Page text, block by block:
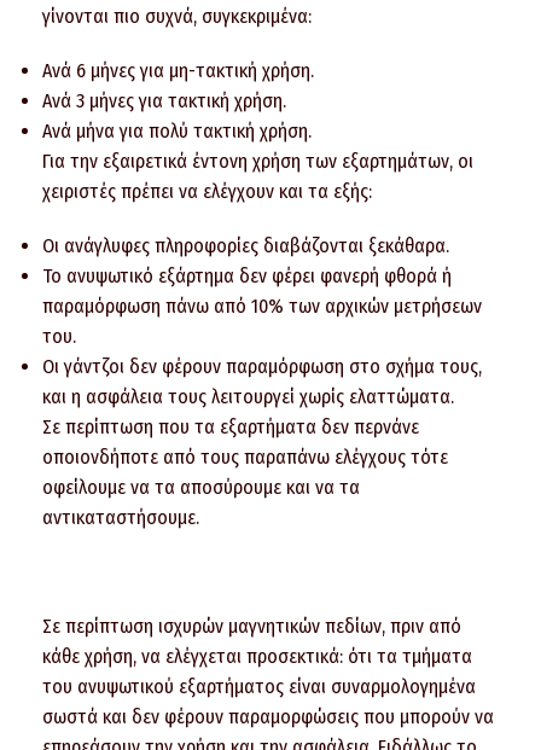
γίνονται πιο συχνά, συγκεκριμένα:
Ανά 6 μήνες για μη-τακτική χρήση.
Ανά 3 μήνες για τακτική χρήση.
Ανά μήνα για πολύ τακτική χρήση.
Για την εξαιρετικά έντονη χρήση των εξαρτημάτων, οι
χειριστές πρέπει να ελέγχουν και τα εξής:
Οι ανάγλυφες πληροφορίες διαβάζονται ξεκάθαρα.
Το ανυψωτικό εξάρτημα δεν φέρει φανερή φθορά ή
παραμόρφωση πάνω από 10% των αρχικών μετρήσεων
του.
Οι γάντζοι δεν φέρουν παραμόρφωση στο σχήμα τους,
και η ασφάλεια τους λειτουργεί χωρίς ελαττώματα.
Σε περίπτωση που τα εξαρτήματα δεν περνάνε
οποιονδήποτε από τους παραπάνω ελέγχους τότε
οφείλουμε να τα αποσύρουμε και να τα
αντικαταστήσουμε.
Σε περίπτωση ισχυρών μαγνητικών πεδίων, πριν από
κάθε χρήση, να ελέγχεται προσεκτικά: ότι τα τμήματα
του ανυψωτικού εξαρτήματος είναι συναρμολογημένα
σωστά και δεν φέρουν παραμορφώσεις που μπορούν να